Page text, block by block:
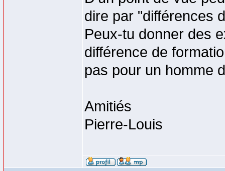
dire par "différences
Peux-tu donner des
différence de
pas pour un homme
Amitiés
Pierre-Louis